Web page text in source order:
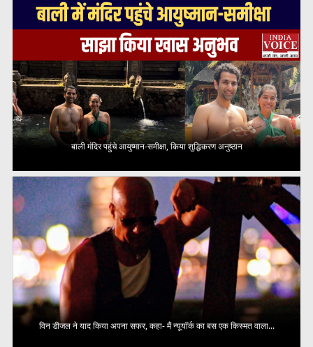
बाली मंदिर पहुंचे आयुष्मान-समीक्षा, किया शुद्धिकरण अनुष्ठान
विन डीजल ने याद किया अपना सफर, कहा- मैं न्यूयॉर्क का बस एक किस्मत वाला...